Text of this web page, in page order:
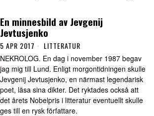
En minnesbild av Jevgenij
Jevtusjenko
5 APR 2017 LITTERATUR
NEKROLOG. En dag i november 1987 begav
jag mig till Lund. Enligt morgontidningen skulle
Jevgenij Jevtusjenko, en närmast legendarisk
poet, läsa sina dikter. Det ryktades också att
det årets Nobelpris i litteratur eventuellt skulle
ges till en rysk författare.